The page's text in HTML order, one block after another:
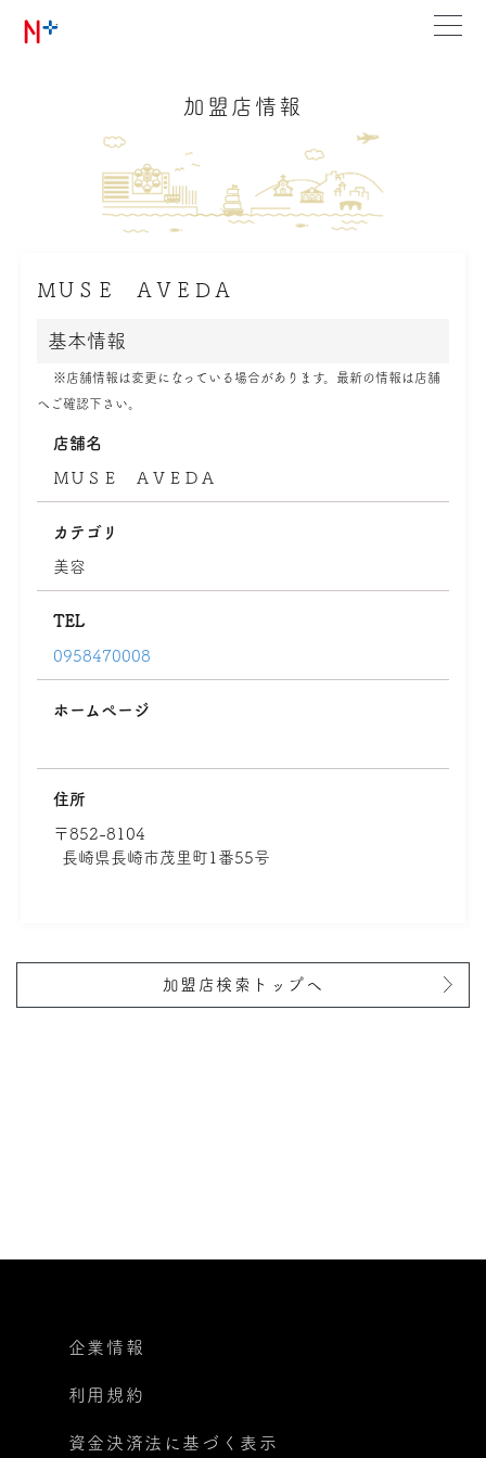
加盟店情報
ＭＵＳＥ ＡＶＥＤＡ
基本情報
※店舗情報は変更になっている場合があります。最新の情報は店舗
へご確認下さい。
店舗名
ＭＵＳＥ ＡＶＥＤＡ
カテゴリ
美容
TEL
0958470008
ホームページ
住所
〒852-8104
長崎県長崎市茂里町1番55号
加盟店検索トップへ
企業情報
利用規約
資金決済法に基づく表示